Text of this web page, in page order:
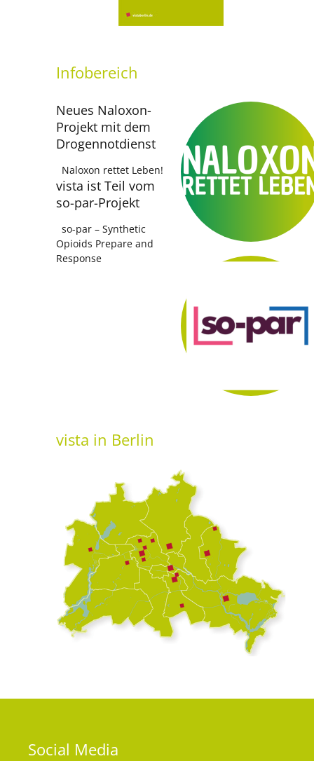
Infobereich
Neues Naloxon-
Projekt mit dem
Drogennotdienst
Naloxon rettet Leben!
vista ist Teil vom
so-par-Projekt
so-par – Synthetic
Opioids Prepare and
Response
vista in Berlin
Social Media